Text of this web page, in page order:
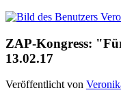
ZAP-Kongress:
13.02.17
Veröffentlicht von